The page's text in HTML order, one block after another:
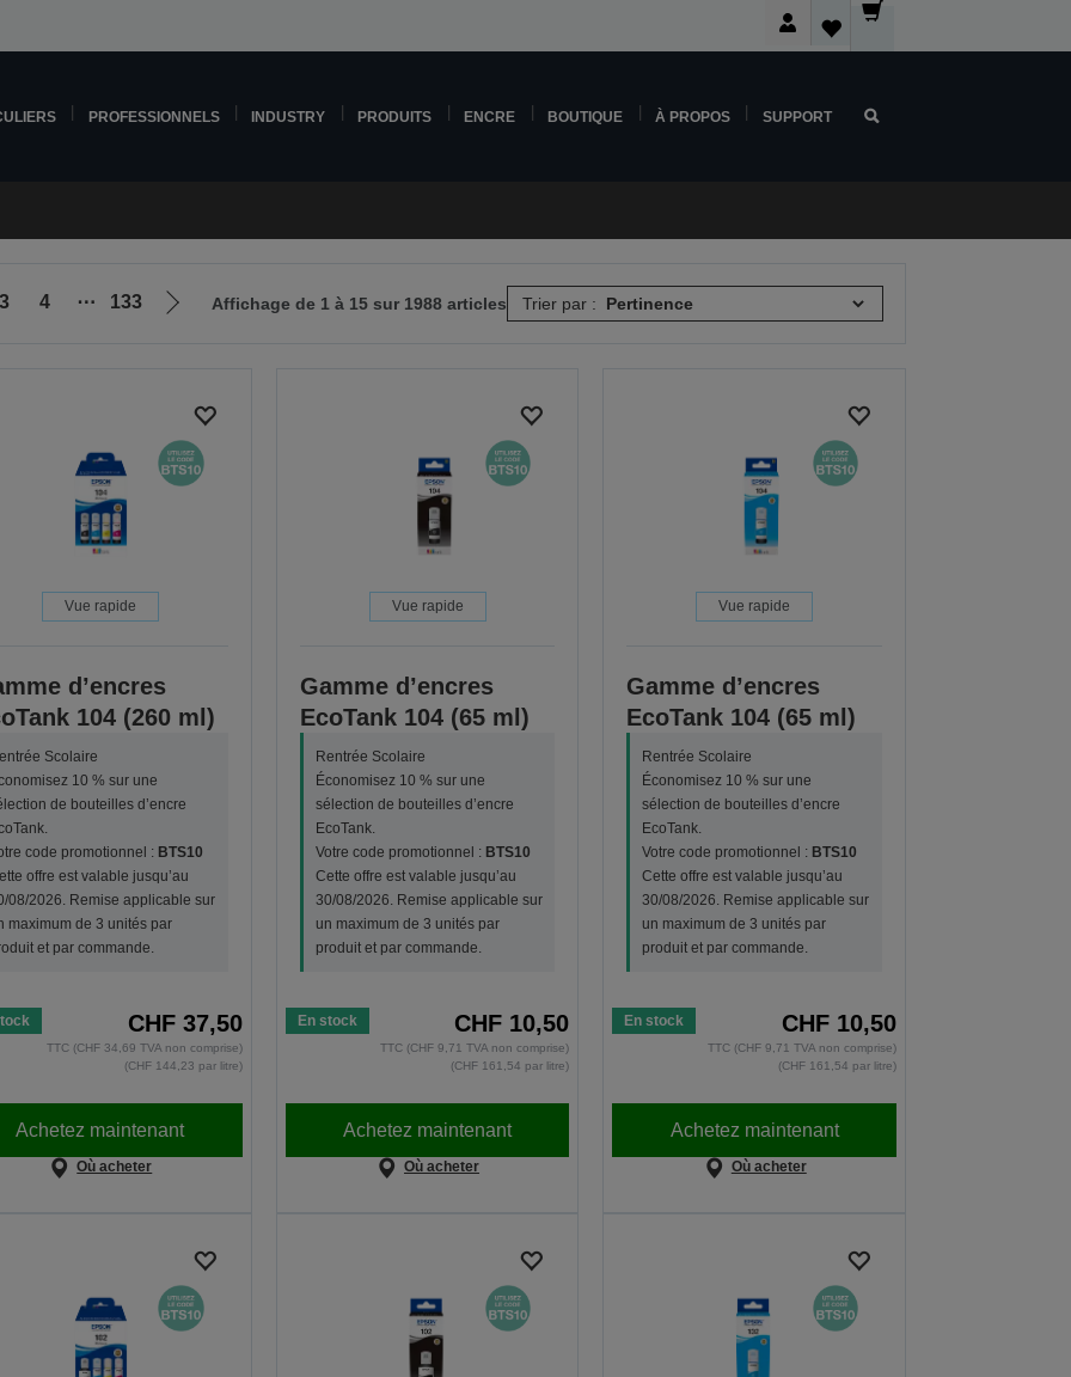
PROFESSIONNELS INDUSTRY PRODUITS ENCRE BOUTIQUE À PROPOS SUPPORT
3 4 ⋯ 133
Aller
suivante
Affichage de 1 à 15 sur 1988 articles Trier par :
Vue rapide
d’encres
104 (260 ml)
Scolaire
10 % sur une
de bouteilles d’encre
code promotionnel : BTS10
offre est valable jusqu’au
08/2026. Remise applicable sur
maximum de 3 unités par
et par commande.
CHF 37,50
TTC (CHF 34,69 TVA non comprise)
(CHF 144,23 par litre)
Achetez maintenant
Où acheter
Vue rapide
Gamme d’encres
EcoTank 104 (65 ml)
Rentrée Scolaire
Économisez 10 % sur une
sélection de bouteilles d’encre
EcoTank.
Votre code promotionnel : BTS10
Cette offre est valable jusqu’au
30/08/2026. Remise applicable sur
un maximum de 3 unités par
produit et par commande.
En stock CHF 10,50
TTC (CHF 9,71 TVA non comprise)
(CHF 161,54 par litre)
Achetez maintenant
Où acheter
Vue rapide
Gamme d’encres
EcoTank 104 (65 ml)
Rentrée Scolaire
Économisez 10 % sur une
sélection de bouteilles d’encre
EcoTank.
Votre code promotionnel : BTS10
Cette offre est valable jusqu’au
30/08/2026. Remise applicable sur
un maximum de 3 unités par
produit et par commande.
En stock CHF 10,50
TTC (CHF 9,71 TVA non comprise)
(CHF 161,54 par litre)
Achetez maintenant
Où acheter